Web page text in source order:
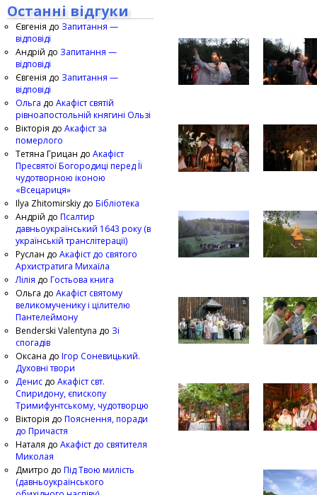
Останні відгуки
Євгенія до Запитання —
відповіді
Андрій до Запитання —
відповіді
Євгенія до Запитання —
відповіді
Ольга до Акафіст святій
рівноапостольній княгині Ользі
Вікторія до Акафіст за
померлого
Тетяна Грицан до Акафіст
Пресвятої Богородиці перед Її
чудотворною іконою
«Всецариця»
Ilya Zhitomirskiy до Бібліотека
Андрій до Псалтир
давньоукраїнський 1643 року (в
українській транслітерації)
Руслан до Акафіст до святого
Архистратига Михаїла
Лілія до Гостьова книга
Ольга до Акафіст святому
великомученику і цілителю
Пантелеймону
Benderski Valentyna до Зі
спогадів
Оксана до Ігор Соневицький.
Духовні твори
Денис до Акафіст свт.
Спиридону, єпископу
Тримифунтському, чудотворцю
Вікторія до Пояснення, поради
до Причастя
Наталя до Акафіст до святителя
Миколая
Дмитро до Під Твою милість
(давньоукраїнського